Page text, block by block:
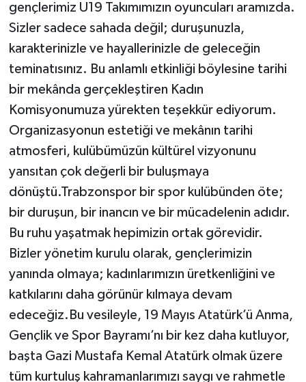
gençlerimiz U19 Takımımızın oyuncuları aramızda.
Sizler sadece sahada değil; duruşunuzla,
karakterinizle ve hayallerinizle de geleceğin
teminatısınız. Bu anlamlı etkinliği böylesine tarihi
bir mekânda gerçekleştiren Kadın
Komisyonumuza yürekten teşekkür ediyorum.
Organizasyonun estetiği ve mekânın tarihi
atmosferi, kulübümüzün kültürel vizyonunu
yansıtan çok değerli bir buluşmaya
dönüştü.Trabzonspor bir spor kulübünden öte;
bir duruşun, bir inancın ve bir mücadelenin adıdır.
Bu ruhu yaşatmak hepimizin ortak görevidir.
Bizler yönetim kurulu olarak, gençlerimizin
yanında olmaya; kadınlarımızın üretkenliğini ve
katkılarını daha görünür kılmaya devam
edeceğiz.Bu vesileyle, 19 Mayıs Atatürk’ü Anma,
Gençlik ve Spor Bayramı’nı bir kez daha kutluyor,
başta Gazi Mustafa Kemal Atatürk olmak üzere
tüm kurtuluş kahramanlarımızı saygı ve rahmetle